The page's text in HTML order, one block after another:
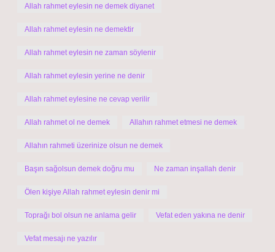
Allah rahmet eylesin ne demek diyanet
Allah rahmet eylesin ne demektir
Allah rahmet eylesin ne zaman söylenir
Allah rahmet eylesin yerine ne denir
Allah rahmet eylesine ne cevap verilir
Allah rahmet ol ne demek Allahın rahmet etmesi ne demek
Allahın rahmeti üzerinize olsun ne demek
Başın sağolsun demek doğru mu Ne zaman inşallah denir
Ölen kişiye Allah rahmet eylesin denir mi
Toprağı bol olsun ne anlama gelir Vefat eden yakına ne denir
Vefat mesajı ne yazılır